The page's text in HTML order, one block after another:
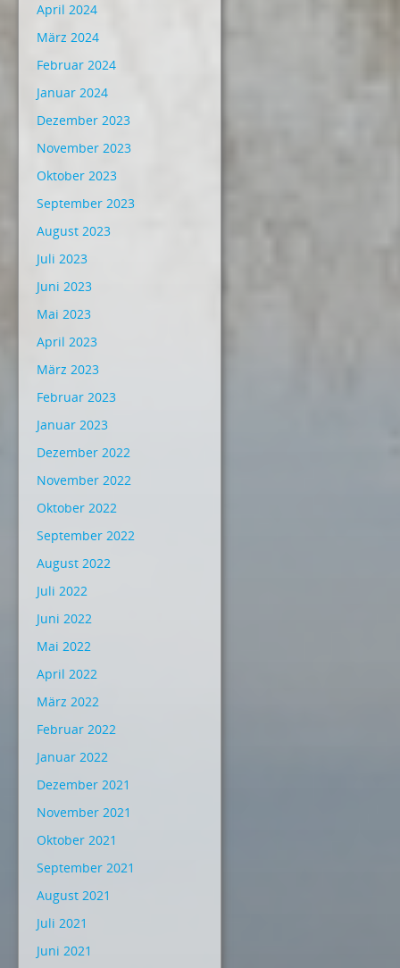
April 2024
März 2024
Februar 2024
Januar 2024
Dezember 2023
November 2023
Oktober 2023
September 2023
August 2023
Juli 2023
Juni 2023
Mai 2023
April 2023
März 2023
Februar 2023
Januar 2023
Dezember 2022
November 2022
Oktober 2022
September 2022
August 2022
Juli 2022
Juni 2022
Mai 2022
April 2022
März 2022
Februar 2022
Januar 2022
Dezember 2021
November 2021
Oktober 2021
September 2021
August 2021
Juli 2021
Juni 2021